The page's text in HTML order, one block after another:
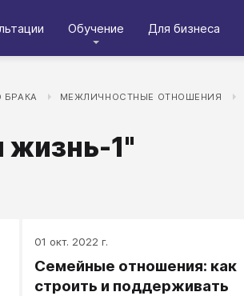
Обучение Для бизнеса
МЕЖЛИЧНОСТНЫЕ ОТНОШЕНИЯ
жизнь-1"
01 окт. 2022 г.
Семейные отношения: как
строить и поддерживать